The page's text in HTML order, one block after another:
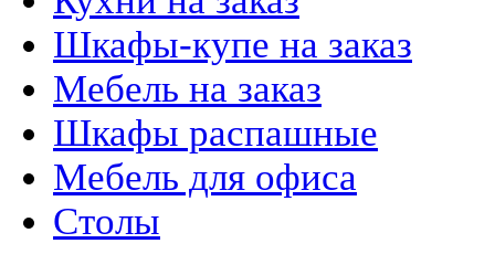
Шкафы-купе на заказ
Мебель на заказ
Шкафы распашные
Мебель для офиса
Столы